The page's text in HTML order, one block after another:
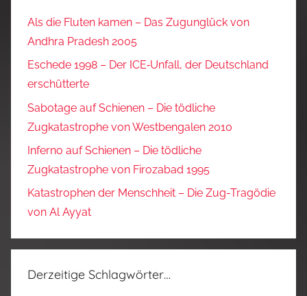
Als die Fluten kamen – Das Zugunglück von
Andhra Pradesh 2005
Eschede 1998 – Der ICE‑Unfall, der Deutschland
erschütterte
Sabotage auf Schienen – Die tödliche
Zugkatastrophe von Westbengalen 2010
Inferno auf Schienen – Die tödliche
Zugkatastrophe von Firozabad 1995
Katastrophen der Menschheit – Die Zug-Tragödie
von Al Ayyat
Derzeitige Schlagwörter…